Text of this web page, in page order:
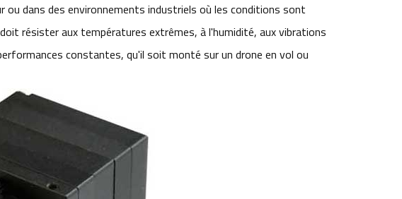
dans des environnements industriels où les conditions sont
résister aux températures extrêmes, à l'humidité, aux vibrations
constantes, qu'il soit monté sur un drone en vol ou